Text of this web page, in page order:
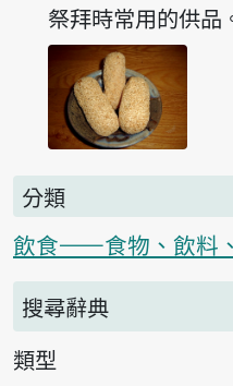
祭拜時常用的供品
分類
飲食——食物、飲料
搜尋辭典
類型